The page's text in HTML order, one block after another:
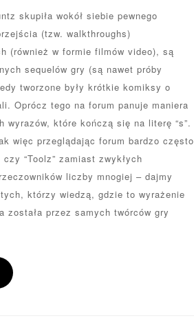
skupiła wokół siebie pewnego
(tzw. walkthroughs)
(również w formie filmów video), są
sequelów gry (są nawet próby
tworzone były krótkie komiksy o
Oprócz tego na forum panuje maniera
które kończą się na literę “s”.
więc przeglądając forum bardzo często
“Toolz” zamiast zwykłych
liczby mnogiej – dajmy
którzy wiedzą, gdzie to wyrażenie
przez samych twórców gry